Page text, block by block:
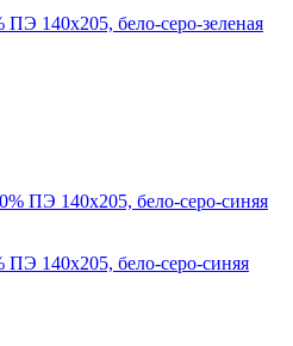
140х205, бело-серо-зеленая
140х205, бело-серо-синяя